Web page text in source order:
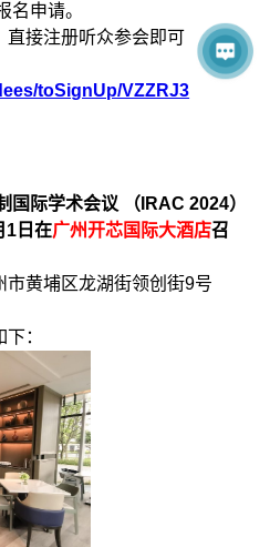
名申请。
接注册听众参会即可
toSignUp/VZZRJ3
国际学术会议 （IRAC 2024）
1日在广州开芯国际大酒店召
黄埔区龙湖街领创街9号
：